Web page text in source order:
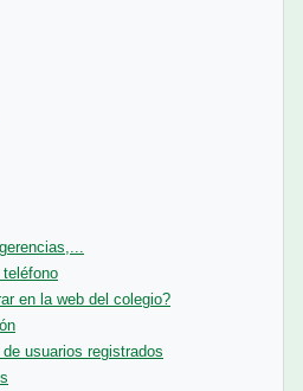
en la web del colegio?
usuarios registrados